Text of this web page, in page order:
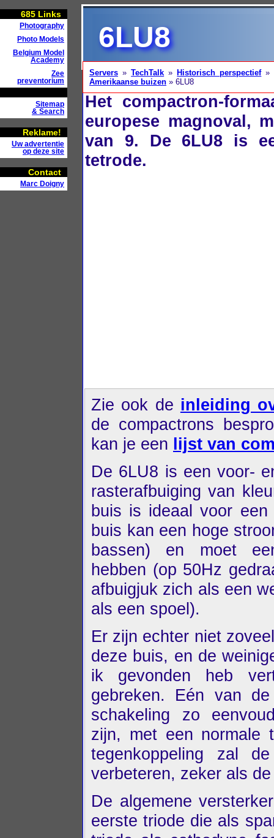
685 Links
Photography
Photo Models
Belgium Model
Academy
Zee
preventorium
Sitemap
& Search
Reklame!
Uw advertentie
op deze site
Contact
Marc Doigny
6LU8
Servers »TechTalk » Historisch perspectief»
Amerikaanse buizen » 6LU8
Het compactron-
europese magnoval,
van 9. De 6LU8 is
tetrode.
Zie ook de inleiding
de compactrons
kan je een lijst van
De 6LU8 is een voor-
rasterafbuiging van
buis is ideaal voor
buis kan een hoge
bassen) en moet
hebben (op 50Hz
afbuigjuk zich als een
als een spoel).
Er zijn echter niet
deze buis, en de
ik gevonden heb
gebreken. Eén van
schakeling zo
zijn, met een normale
tegenkoppeling zal
verbeteren, zeker als
De algemene
eerste triode die als